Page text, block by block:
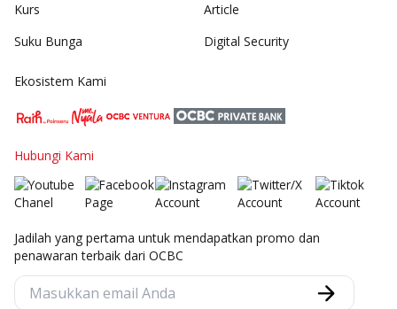
Kurs
Suku Bunga
Article
Digital Security
Ekosistem Kami
Hubungi Kami
Jadilah yang pertama untuk mendapatkan promo dan
penawaran terbaik dari OCBC